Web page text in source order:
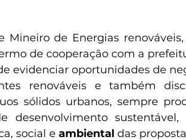
Mineiro de Energias
de cooperação com a
evidenciar oportunidades de
renováveis e também
sólidos urbanos, sempre
desenvolvimento sustentável,
social e ambiental das